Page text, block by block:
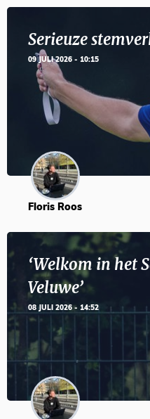
Serieuze
09 JULI 2026 - 10:15
Floris Roos
‘Welkom in het
Veluwe’
08 JULI 2026 - 14:52